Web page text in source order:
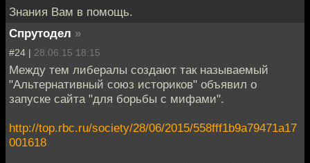
Знания Вам в помощь.
Спрутодел »
#24 | 28.06.15 18:15
Между тем либералы создают так называемый
"Альтернативный союз историков" объявил о
запуске сайта "для борьбы с мифами".
http://top.rbc.ru/society/28/06/2015/558fff1b9a79471a17
001618